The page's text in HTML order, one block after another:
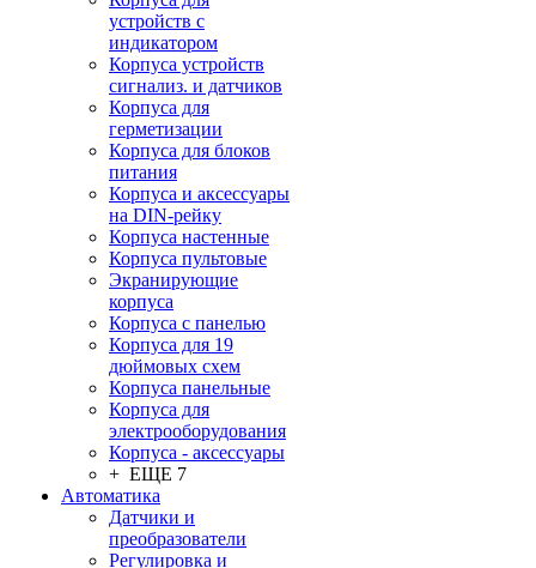
устройств с
индикатором
Корпуса устройств
сигнализ. и датчиков
Корпуса для
герметизации
Корпуса для блоков
питания
Корпуса и аксессуары
на DIN-рейку
Корпуса настенные
Корпуса пультовые
Экранирующие
корпуса
Корпуса с панелью
Корпуса для 19
дюймовых схем
Корпуса панельные
Корпуса для
электрооборудования
Корпуса - аксессуары
+ ЕЩЕ 7
Автоматика
Датчики и
преобразователи
Регулировка и